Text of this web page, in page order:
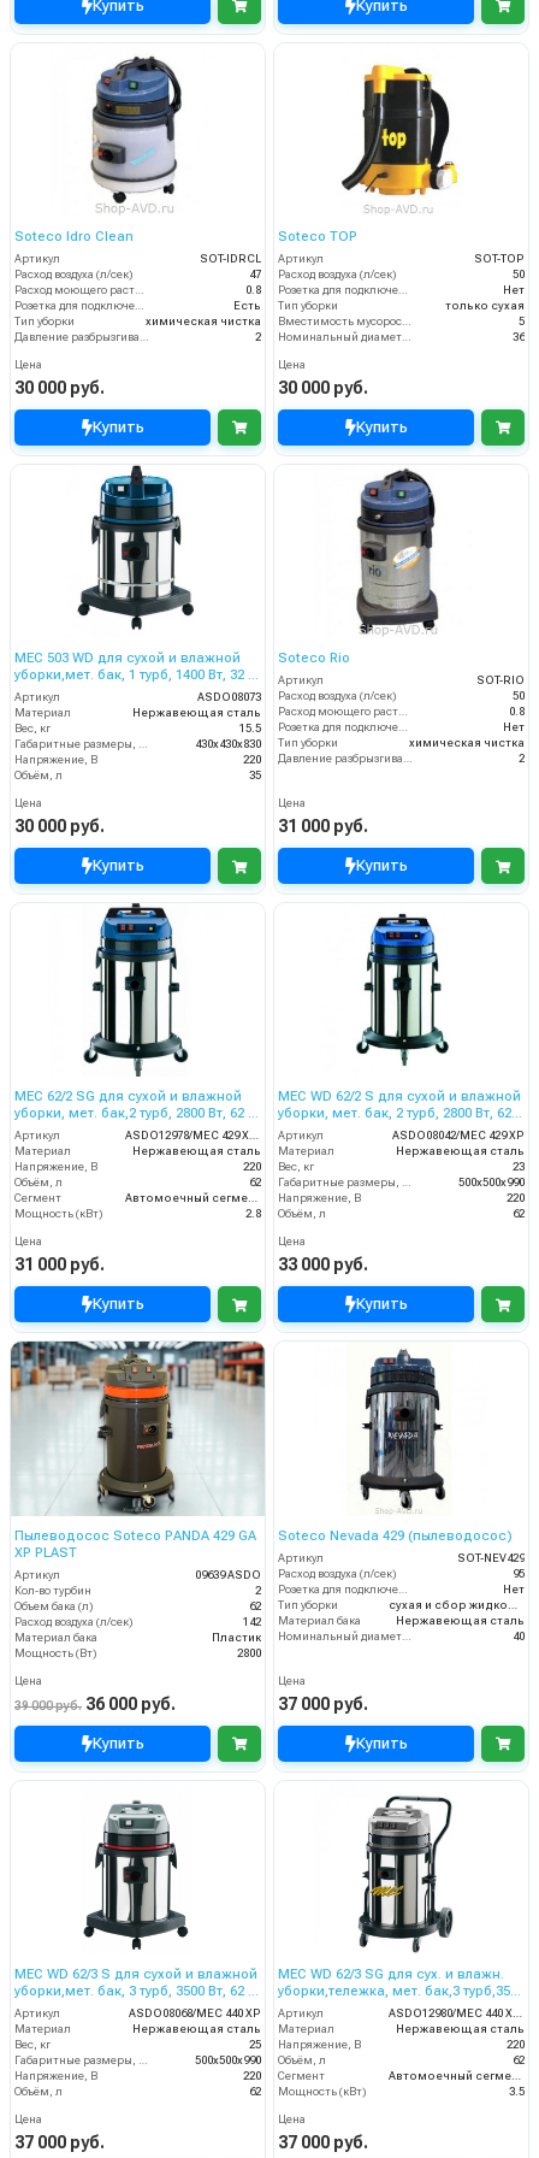
Купить Купить
Soteco Idro Clean
Артикул
SOT-IDRCL
Расход воздуха (л/сек)
47
0.8
Есть
Тип уборки
химическая чистка
2
Цена
30 000 руб.
Купить
Soteco TOP
Артикул
SOT-TOP
Расход воздуха (л/сек)
50
Нет
Тип уборки
только сухая
5
36
Цена
30 000 руб.
Купить
MEC 503 WD для сухой и влажной
уборки,мет. бак, 1 турб, 1400 Вт, 32 л.
полн. компл.
Артикул
ASDO08073
Материал
Нержавеющая сталь
Вес, кг
15.5
Габаритные размеры, мм
430х430х830
Напряжение, В
220
Объём, л
35
Цена
30 000 руб.
Купить
Soteco Rio
Артикул
SOT-RIO
Расход воздуха (л/сек)
50
Расход моющего раствора (л/мин)
0.8
Розетка для подключения инструмента
Нет
Тип уборки
химическая чистка
Давление разбрызгивания моющего раствора (бар)
2
Цена
31 000 руб.
Купить
MEC 62/2 SG для сухой и влажной
уборки, мет. бак,2 турб, 2800 Вт, 62 л.
гараж.компл.
Артикул
ASDO12978/MEC 429 XP GA
Материал
Нержавеющая сталь
Напряжение, В
220
Объём, л
62
Сегмент
Автомоечный сегмент
Мощность (кВт)
2.8
Цена
31 000 руб.
Купить
MEC WD 62/2 S для сухой и влажной
уборки, мет. бак, 2 турб, 2800 Вт, 62
л.полн. компл.
Артикул
ASDO08042/MEC 429 XP
Материал
Нержавеющая сталь
Вес, кг
23
Габаритные размеры, мм
500х500х990
Напряжение, В
220
Объём, л
62
Цена
33 000 руб.
Купить
Пылеводосос Soteco PANDA 429 GA
XP PLAST
Артикул
09639 ASDO
Кол-во турбин
2
Объем бака (л)
62
Расход воздуха (л/сек)
142
Материал бака
Пластик
Мощность (Вт)
2800
Цена
39 000 руб. 36 000 руб.
Купить
Soteco Nevada 429 (пылеводосос)
Артикул
SOT-NEV429
Расход воздуха (л/сек)
95
Нет
Тип уборки
Материал бака
Нержавеющая сталь
40
Цена
37 000 руб.
Купить
MEC WD 62/3 S для сухой и влажной
уборки,мет. бак, 3 турб, 3500 Вт, 62 л.
гараж. компл.
Артикул
ASDO08068/MEC 440 XP
Материал
Нержавеющая сталь
Вес, кг
25
500х500х990
Напряжение, В
220
Объём, л
62
Цена
37 000 руб.
MEC WD 62/3 SG для сух. и влажн.
уборки,тележка, мет. бак,3 турб,3500
Вт,62 л. гараж. компл.
Артикул
Материал
Нержавеющая сталь
Напряжение, В
220
Объём, л
62
Сегмент
Мощность (кВт)
3.5
Цена
37 000 руб.